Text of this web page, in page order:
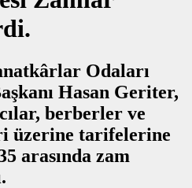
Odaları
Hasan Geriter,
berberler ve
üzerine tarifelerine
arasında zam